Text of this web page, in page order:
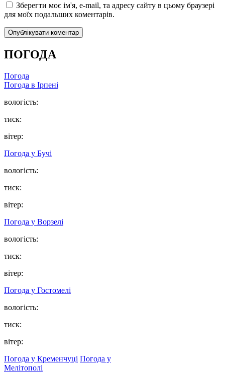
Зберегти моє ім'я, e-mail, та адресу сайту в цьому браузері
для моїх подальших коментарів.
ПОГОДА
Погода
Погода в Ірпені
вологість:
тиск:
вітер:
Погода у Бучі
вологість:
тиск:
вітер:
Погода у Ворзелі
вологість:
тиск:
вітер:
Погода у Гостомелі
вологість:
тиск:
вітер:
Погода у Кременчуці Погода у
Мелітополі